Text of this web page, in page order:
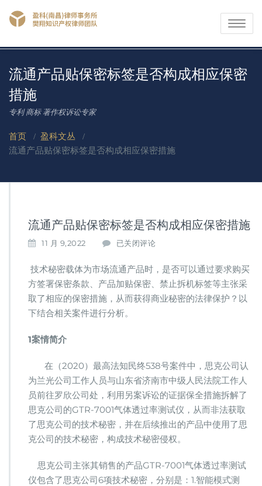
Toggle
流通产品贴保密标签是否构成相应保密
措施
专利 商标 著作权诉讼专家
首页 / 盈科文丛 /
流通产品贴保密标签是否构成相应保密措施
流通产品贴保密标签是否构成相应保密措施
11 月 9,2022
流
产
品
贴
保
密
否
构
成
相
应
保
密
措
已关闭评论
技术秘密载体为市场流通产品时，是否可以通过要求购买
方签署保密条款、产品加贴保密、禁止拆机标签等主张采
取了相应的保密措施，从而获得商业秘密的法律保护？以
下结合相关案件进行分析。
1案情简介
在（2020）最高法知民终538号案件中，思克公司认
为兰光公司工作人员与山东省济南市中级人民法院工作人
员前往罗欣公司处，利用另案诉讼的证据保全措施拆解了
思克公司的GTR-7001气体透过率测试仪，从而非法获取
了思克公司的技术秘密，并在后续推出的产品中使用了思
克公司的技术秘密，构成技术秘密侵权。
思克公司主张其销售的产品GTR-7001气体透过率测试
仪包含了思克公司6项技术秘密，分别是：1.智能模式测